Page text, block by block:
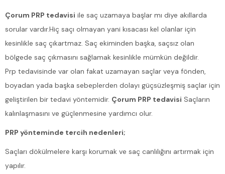
Çorum PRP tedavisi ile saç uzamaya başlar mı diye akıllarda
sorular vardır.Hiç saçı olmayan yani kısacası kel olanlar için
kesinlikle saç çıkartmaz. Saç ekiminden başka, saçsız olan
bölgede saç çıkmasını sağlamak kesinlikle mümkün değildir.
Prp tedavisinde var olan fakat uzamayan saçlar veya fönden,
boyadan yada başka sebeplerden dolayı güçsüzleşmiş saçlar için
geliştirilen bir tedavi yöntemidir. Çorum PRP tedavisi Saçların
kalınlaşmasını ve güçlenmesine yardımcı olur.
PRP yönteminde tercih nedenleri;
Saçları dökülmelere karşı korumak ve saç canlılığını artırmak için
yapılır.